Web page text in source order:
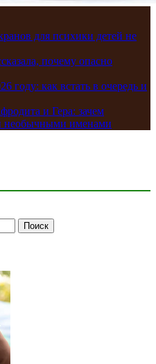
для психики детей не
почему опасно
году: как встать в очередь и
и Гера: зачем
необычными именами